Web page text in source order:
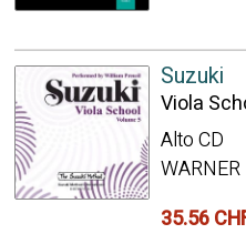
Suzuki
Viola
Alto CD
WARNER
35.56